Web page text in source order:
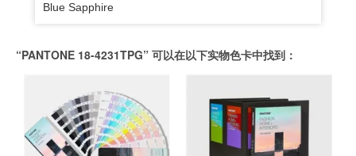
Blue Sapphire
“PANTONE 18-4231TPG” 可以在以下实物色卡中找到：